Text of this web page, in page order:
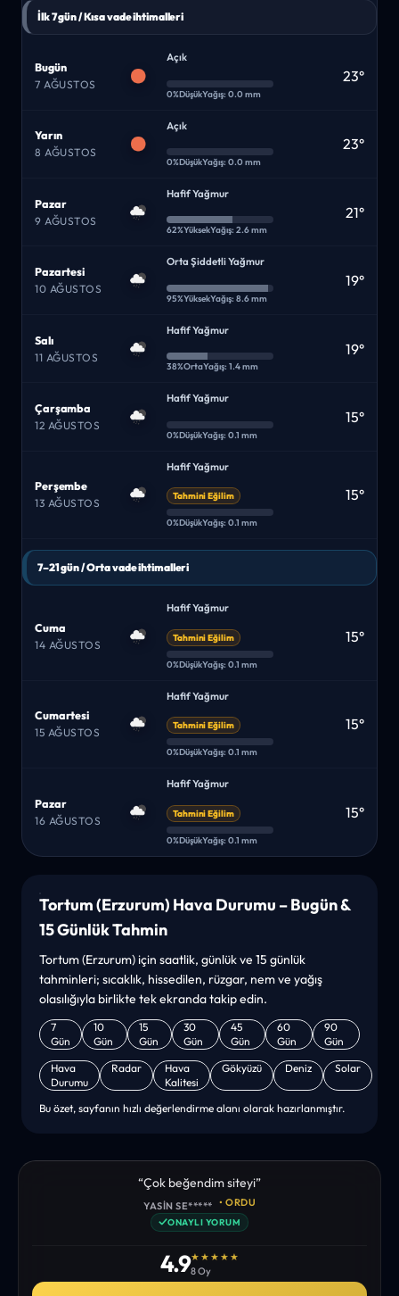
İlk 7 gün / Kısa vade ihtimalleri
Bugün
7 AĞUSTOS
Açık
0%DüşükYağış: 0.0 mm
23°
Yarın
8 AĞUSTOS
Açık
0%DüşükYağış: 0.0 mm
23°
Pazar
9 AĞUSTOS
Hafif Yağmur
62%YüksekYağış: 2.6 mm
21°
Pazartesi
10 AĞUSTOS
Orta Şiddetli Yağmur
95%YüksekYağış: 8.6 mm
19°
Salı
11 AĞUSTOS
Hafif Yağmur
38%OrtaYağış: 1.4 mm
19°
Çarşamba
12 AĞUSTOS
Hafif Yağmur
0%DüşükYağış: 0.1 mm
15°
Perşembe
13 AĞUSTOS
Hafif Yağmur
Tahmini Eğilim
0%DüşükYağış: 0.1 mm
15°
7–21 gün / Orta vade ihtimalleri
Cuma
14 AĞUSTOS
Hafif Yağmur
Tahmini Eğilim
0%DüşükYağış: 0.1 mm
15°
Cumartesi
15 AĞUSTOS
Hafif Yağmur
Tahmini Eğilim
0%DüşükYağış: 0.1 mm
15°
Pazar
16 AĞUSTOS
Hafif Yağmur
Tahmini Eğilim
0%DüşükYağış: 0.1 mm
15°
Tortum (Erzurum) Hava Durumu – Bugün &
15 Günlük Tahmin
Tortum (Erzurum) için saatlik, günlük ve 15 günlük
tahminleri; sıcaklık, hissedilen, rüzgar, nem ve yağış
olasılığıyla birlikte tek ekranda takip edin.
7
Gün
10
Gün
15
Gün
30
Gün
45
Gün
60
Gün
90
Gün
Hava
Durumu
Radar
Hava
Kalitesi
Gökyüzü Deniz Solar
Bu özet, sayfanın hızlı değerlendirme alanı olarak hazırlanmıştır.
“sanırım yeni bir hava durumu sitesisiniz. ilk defa bu denli bir
site gördüm. bundn sonra sizinleym. tebrikler. sitede
istediğim tüm bilgiyi bulabiliyorum. ekibinizin emeğine saglık”
MUHITTIN ÇE***** • ERZURUM
4.9★★★★★